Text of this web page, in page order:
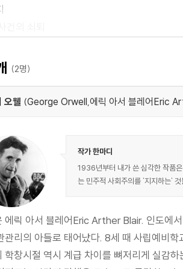
잔
의 조국
폭탄
단상
거웠던 시절
명징한 언어로 써 내려간 공정한 사회 비판
보
(2명)
오웰 (George Orwell,에릭 아서 블레어Eric
작가 한마디
1936년부터 내가 쓴 심각한 작품
는 민주적 사회주의를 '지지하는' 것
에릭 아서 블레어Eric Arther Blair. 인도에
관리의 아들로 태어났다. 8세 때 사립예비
학창시절 역시 계급 차이를 뼈저리게 실감